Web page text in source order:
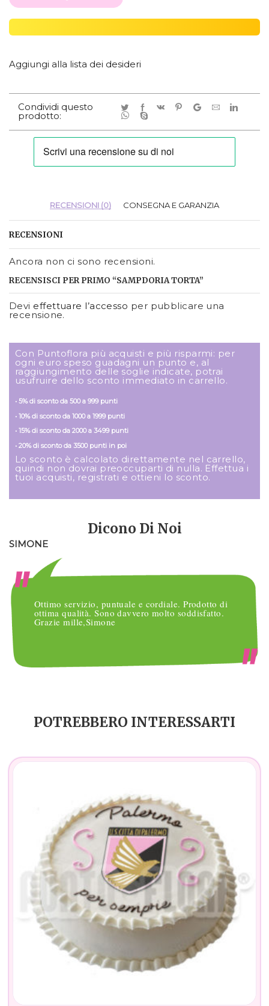
Aggiungi alla lista dei desideri
Condividi questo
prodotto:
RECENSIONI (0) CONSEGNA E GARANZIA
RECENSIONI
Ancora non ci sono recensioni.
RECENSISCI PER PRIMO “SAMPDORIA TORTA”
Devi effettuare l’accesso per pubblicare una
recensione.
Con Puntoflora più acquisti e più risparmi: per
ogni euro speso guadagni un punto e, al
raggiungimento delle soglie indicate, potrai
usufruire dello sconto immediato in carrello.
• 5% di sconto da 500 a 999 punti
• 10% di sconto da 1000 a 1999 punti
• 15% di sconto da 2000 a 3499 punti
• 20% di sconto da 3500 punti in poi
Lo sconto è calcolato direttamente nel carrello,
quindi non dovrai preoccuparti di nulla. Effettua i
tuoi acquisti, registrati e ottieni lo sconto.
Dicono Di Noi
SIMONE
Ottimo servizio, puntuale e cordiale. Prodotto di
ottima qualità. Sono davvero molto soddisfatto.
Grazie mille,Simone
POTREBBERO INTERESSARTI